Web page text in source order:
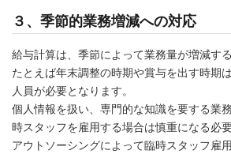
３、季節的業務増減への対応
給与計算は、季節によって業務量が増減する
たとえば年末調整の時期や賞与を出す時期
人員が必要となります。
個人情報を扱い、専門的な知識を要する業
時スタッフを雇用する場合は慎重になる必要
アウトソーシングによって臨時スタッフ雇